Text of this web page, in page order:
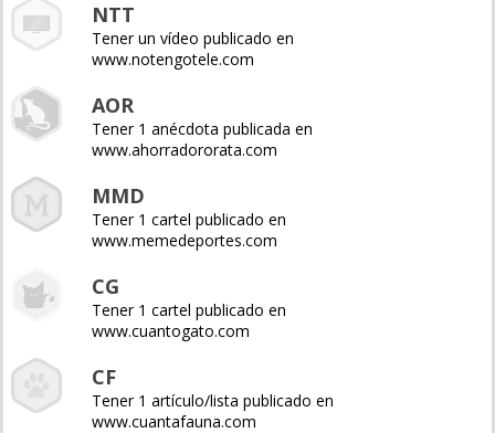
NTT
Tener un vídeo publicado en
www.notengotele.com
AOR
Tener 1 anécdota publicada en
www.ahorradororata.com
MMD
Tener 1 cartel publicado en
www.memedeportes.com
CG
Tener 1 cartel publicado en
www.cuantogato.com
CF
Tener 1 artículo/lista publicado en
www.cuantafauna.com